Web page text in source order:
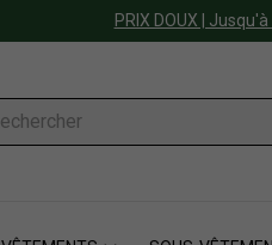
PRIX DOUX |